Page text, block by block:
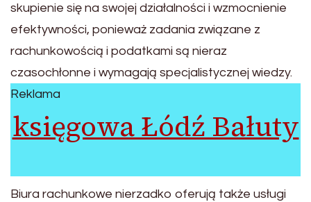
skupienie się na swojej działalności i wzmocnienie
efektywności, ponieważ zadania związane z
rachunkowością i podatkami są nieraz
czasochłonne i wymagają specjalistycznej wiedzy.
Reklama
księgowa Łódź Bałuty
Biura rachunkowe nierzadko oferują także usługi